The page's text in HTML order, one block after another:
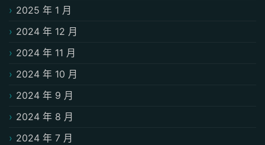
2025 年 1 月
2024 年 12 月
2024 年 11 月
2024 年 10 月
2024 年 9 月
2024 年 8 月
2024 年 7 月